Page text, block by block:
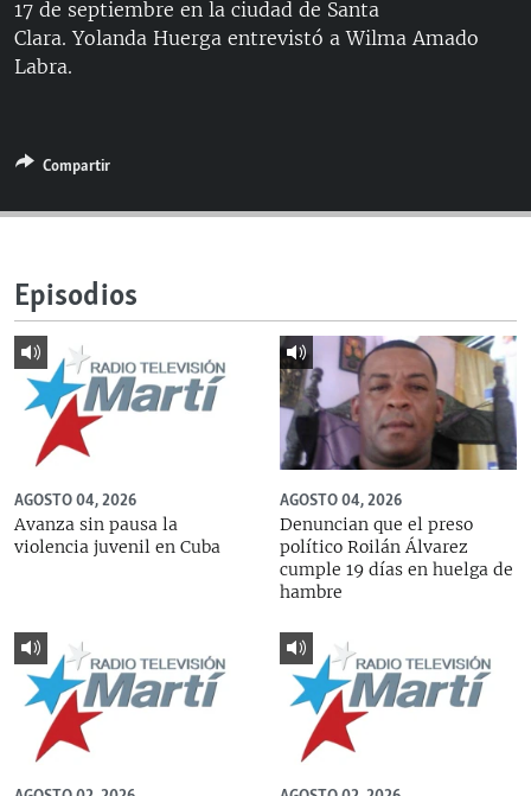
RADIO MARTÍ
ESPECIALES
DESINFORMACIÓN RUSA EN AMÉRICA LATINA
LA INVASIÓN DE RUSIA A UCRANIA
EDITORIALES
SÍGUENOS
17 de septiembre en la ciudad de Santa
Clara. Yolanda Huerga entrevistó a Wilma Amado
Labra.
Compartir
Episodios
AGOSTO 04, 2026
Avanza sin pausa la
violencia juvenil en Cuba
AGOSTO 04, 2026
Denuncian que el preso
político Roilán Álvarez
cumple 19 días en huelga de
hambre